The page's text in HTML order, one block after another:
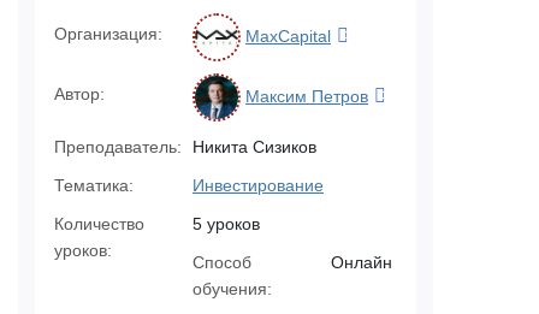
Организация: MaxCapital
Автор: Максим Петров
Преподаватель:
Никита Сизиков
Тематика:
Инвестирование
Количество
уроков:
5 уроков
Способ
обучения:
Онлайн